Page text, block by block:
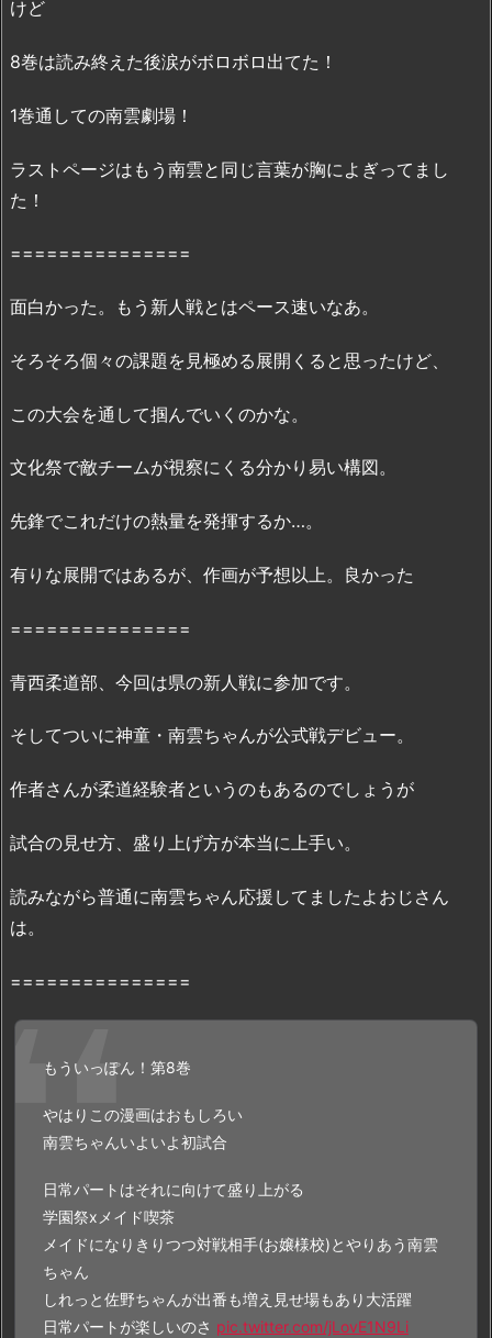
ん!
巻』
無
村」
全
ー
読
こ
は
き
の？
『も
い
ぽ
8
無
「z
p」
や
「r
a
ペ
けど
8巻は読み終えた後涙がボロボロ出てた！
1巻通しての南雲劇場！
ラストページはもう南雲と同じ言葉が胸によぎってまし
た！
===============
面白かった。もう新人戦とはペース速いなあ。
そろそろ個々の課題を見極める展開くると思ったけど、
この大会を通して掴んでいくのかな。
文化祭で敵チームが視察にくる分かり易い構図。
先鋒でこれだけの熱量を発揮するか…。
有りな展開ではあるが、作画が予想以上。良かった
===============
青西柔道部、今回は県の新人戦に参加です。
そしてついに神童・南雲ちゃんが公式戦デビュー。
作者さんが柔道経験者というのもあるのでしょうが
試合の見せ方、盛り上げ方が本当に上手い。
読みながら普通に南雲ちゃん応援してましたよおじさん
は。
===============
もういっぽん！第8巻
やはりこの漫画はおもしろい
南雲ちゃんいよいよ初試合
日常パートはそれに向けて盛り上がる
学園祭xメイド喫茶
メイドになりきりつつ対戦相手(お嬢様校)とやりあう南雲
ちゃん
しれっと佐野ちゃんが出番も増え見せ場もあり大活躍
日常パートが楽しいのさ pic.twitter.com/jLovE1N9Li